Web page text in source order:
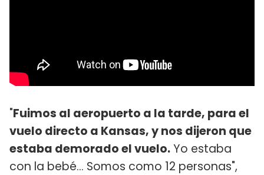
"Fuimos al aeropuerto a la tarde, para el
vuelo directo a Kansas, y nos dijeron que
estaba demorado el vuelo.Yo estaba
con la bebé... Somos como 12 personas",